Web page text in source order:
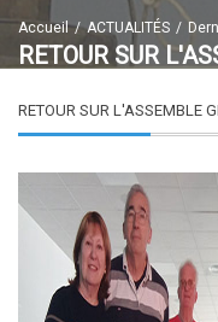
Accueil ACTUALITÉS
RETOUR SUR
RETOUR SUR L'ASSEMBLE